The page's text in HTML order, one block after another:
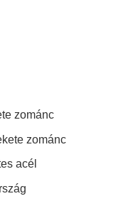
zománc
zománc
acél